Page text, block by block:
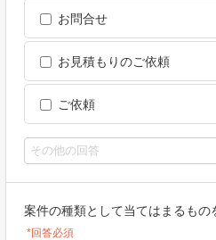
お問合せ
お見積もりのご依頼
ご依頼
案件の種類として当てはまるもの
*回答必須